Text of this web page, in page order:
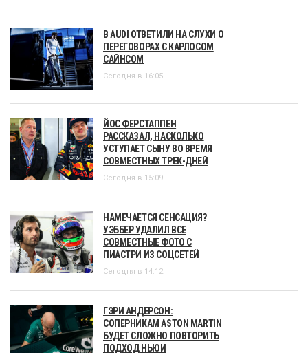
В AUDI ОТВЕТИЛИ НА СЛУХИ О
ПЕРЕГОВОРАХ С КАРЛОСОМ
САЙНСОМ
Сегодня в 16:05
ЙОС ФЕРСТАППЕН
РАССКАЗАЛ, НАСКОЛЬКО
УСТУПАЕТ СЫНУ ВО ВРЕМЯ
СОВМЕСТНЫХ ТРЕК-ДНЕЙ
Сегодня в 15:09
НАМЕЧАЕТСЯ СЕНСАЦИЯ?
УЭББЕР УДАЛИЛ ВСЕ
СОВМЕСТНЫЕ ФОТО С
ПИАСТРИ ИЗ СОЦСЕТЕЙ
Сегодня в 14:12
ГЭРИ АНДЕРСОН:
СОПЕРНИКАМ ASTON MARTIN
БУДЕТ СЛОЖНО ПОВТОРИТЬ
ПОДХОД НЬЮИ